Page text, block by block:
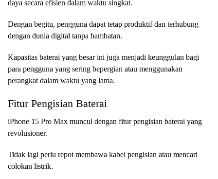
daya secara efisien dalam waktu singkat.
Dengan begitu, pengguna dapat tetap produktif dan terhubung
dengan dunia digital tanpa hambatan.
Kapasitas baterai yang besar ini juga menjadi keunggulan bagi
para pengguna yang sering bepergian atau menggunakan
perangkat dalam waktu yang lama.
Fitur Pengisian Baterai
iPhone 15 Pro Max muncul dengan fitur pengisian baterai yang
revolusioner.
Tidak lagi perlu repot membawa kabel pengisian atau mencari
colokan listrik.